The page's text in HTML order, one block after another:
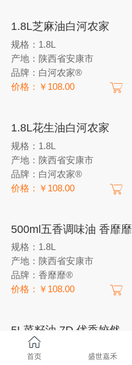
1.8L芝麻油白河农家
规格：1.8L
产地：陕西省安康市
品牌：白河农家®
价格：￥108.00
1.8L花生油白河农家
规格：1.8L
产地：陕西省安康市
品牌：白河农家®
价格：￥108.00
500ml五香调味油 香靡靡
规格：1.8L
产地：陕西省安康市
品牌：香靡靡®
价格：￥108.00
5L菜籽油 7D 优香姣然
规格：5L
产地：陕西省安康市
首页 盛世嘉禾